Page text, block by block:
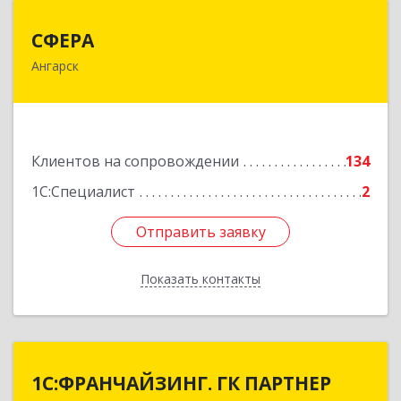
СФЕРА
Ангарск
Клиентов на сопровождении
134
1С:Специалист
2
Отправить заявку
Показать контакты
665816, Иркутская обл, Ангарск г, 177-й кв-л,
Отправить заявку
Назад
1С:ФРАНЧАЙЗИНГ. ГК ПАРТНЕР
1С:ФРАНЧАЙЗИНГ. ГК ПАРТНЕР